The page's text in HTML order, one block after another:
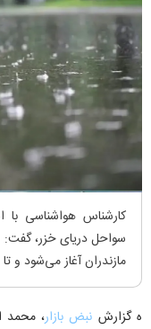
کارشناس هواشناسی
مازندران آغاز می‌شود و
ه گزارش نبض بازار، محمد